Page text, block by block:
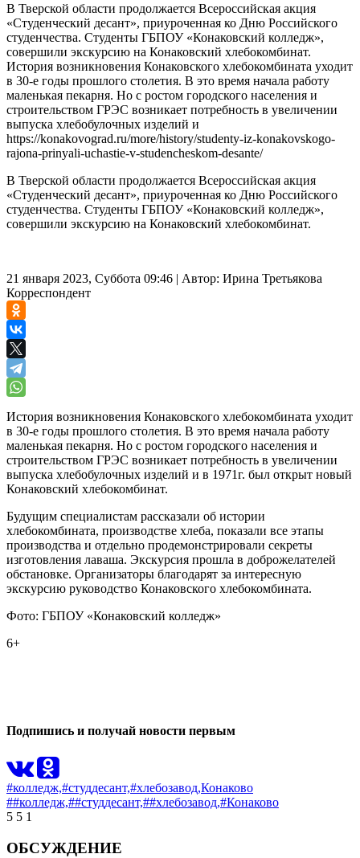
В Тверской области продолжается Всероссийская акция
«Студенческий десант», приуроченная ко Дню Российского
студенчества. Студенты ГБПОУ «Конаковский колледж»,
совершили экскурсию на Конаковский хлебокомбинат.
История возникновения Конаковского хлебокомбината уходит
в 30-е годы прошлого столетия. В это время начала работу
маленькая пекарня. Но с ростом городского населения и
строительством ГРЭС возникает потребность в увеличении
выпуска хлебобулочных изделий и
https://konakovograd.ru/more/history/studenty-iz-konakovskogo-
rajona-prinyali-uchastie-v-studencheskom-desante/
В Тверской области продолжается Всероссийская акция
«Студенческий десант», приуроченная ко Дню Российского
студенчества. Студенты ГБПОУ «Конаковский колледж»,
совершили экскурсию на Конаковский хлебокомбинат.
21 января 2023, Суббота 09:46 | Автор: Ирина Третьякова
Корреспондент
История возникновения Конаковского хлебокомбината уходит
в 30-е годы прошлого столетия. В это время начала работу
маленькая пекарня. Но с ростом городского населения и
строительством ГРЭС возникает потребность в увеличении
выпуска хлебобулочных изделий и в 1971г. был открыт новый
Конаковский хлебокомбинат.
Будущим специалистам рассказали об истории
хлебокомбината, производстве хлеба, показали все этапы
производства и отдельно продемонстрировали секреты
изготовления лаваша. Экскурсия прошла в доброжелателей
обстановке. Организаторы благодарят за интересную
экскурсию руководство Конаковского хлебокомбината.
Фото: ГБПОУ «Конаковский колледж»
6+
Подпишись и получай новости первым
#колледж,#студдесант,#хлебозавод,Конаково
##колледж,##студдесант,##хлебозавод,#Конаково
5 5 1
ОБСУЖДЕНИЕ